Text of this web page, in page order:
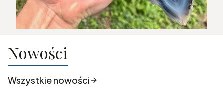
Nowości
Wszystkie nowości